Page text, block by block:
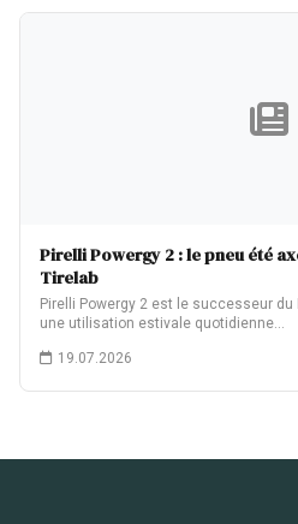
Pirelli Powergy 2 : le pneu été
Tirelab
Pirelli Powergy 2 est le successeur
une utilisation estivale quotidienne…
19.07.2026